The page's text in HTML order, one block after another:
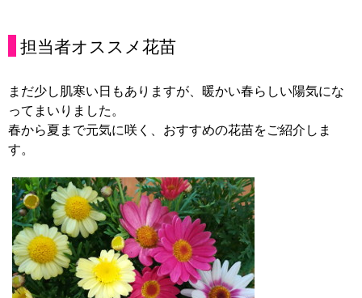
担当者オススメ花苗
まだ少し肌寒い日もありますが、暖かい春らしい陽気にな
ってまいりました。
春から夏まで元気に咲く、おすすめの花苗をご紹介しま
す。